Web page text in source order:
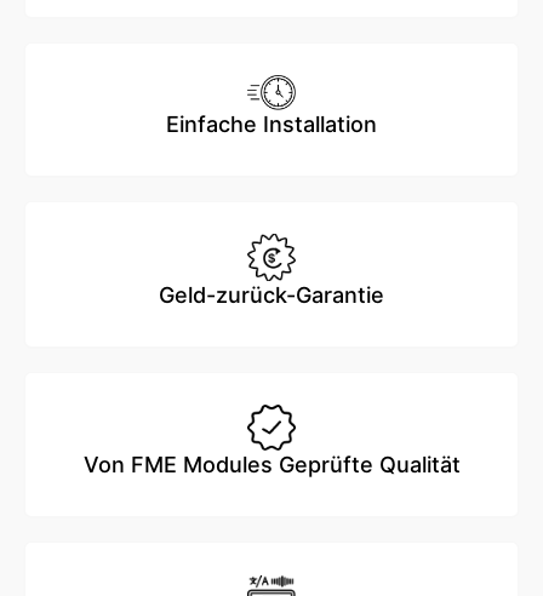
Einfache Installation
Geld-zurück-Garantie
Von FME Modules Geprüfte Qualität